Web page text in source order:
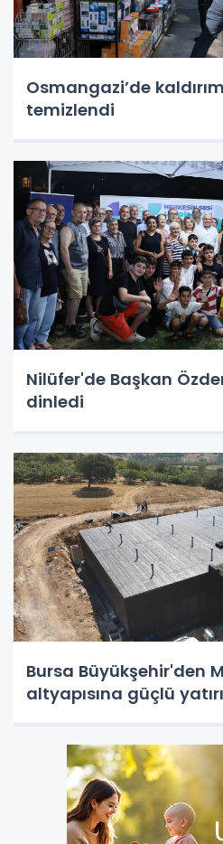
Osmangazi’de
temizlendi
Nilüfer'de Başkan
dinledi
Bursa Büyükşehir'den
altyapısına güçlü